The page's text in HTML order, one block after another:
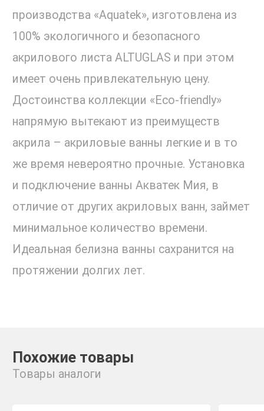
производства «Aquatek», изготовлена из
100% экологичного и безопасного
акрилового листа ALTUGLAS и при этом
имеет очень привлекательную цену.
Достоинства коллекции «Eco-friendly»
напрямую вытекают из преимуществ
акрила – акриловые ванны легкие и в то
же время невероятно прочные. Установка
и подключение ванны Акватек Мия, в
отличие от других акриловых ванн, займет
минимальное количество времени.
Идеальная белизна ванны сахранится на
протяжении долгих лет.
Похожие товары
Товары аналоги